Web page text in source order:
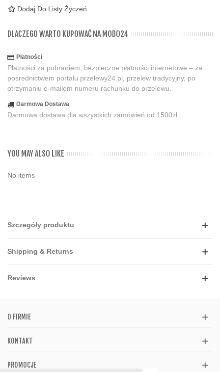
Dodaj Do Listy Życzeń
DLACZEGO WARTO KUPOWAĆ NA MODO24
Płatności
Płatności za pobraniem, bezpieczne płatności internetowe – za
pośrednictwem portalu przelewy24.pl, przelew tradycyjny, po
otrzymaniu e-mailem numeru rachunku do przelewu.
Darmowa Dostawa
Darmowa dostawa dla wszystkich zamówień od 1500zł
YOU MAY ALSO LIKE
No items
Szczegóły produktu
Shipping & Returns
Reviews
O FIRMIE
KONTAKT
PROMOCJE